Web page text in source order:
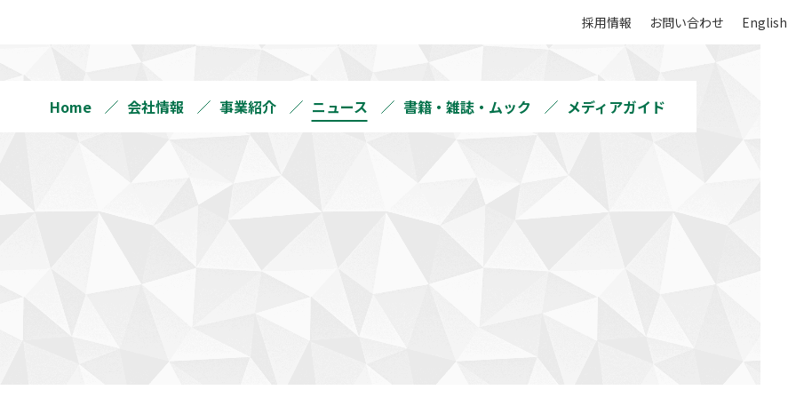
採用情報 お問い合わせ English
Home 会社情報 事業紹介 ニュース 書籍・雑誌・ムック メディアガイド